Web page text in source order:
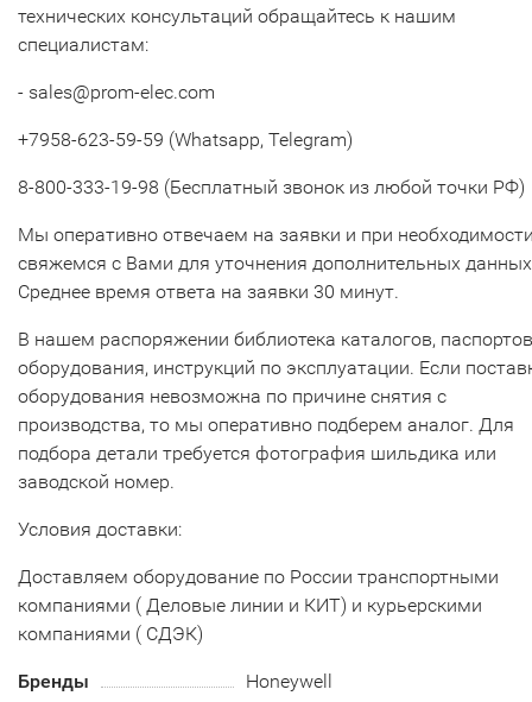
технических консультаций обращайтесь к нашим
специалистам:
- sales@prom-elec.com
+7958-623-59-59 (Whatsapp, Telegram)
8-800-333-19-98 (Бесплатный звонок из любой точки РФ)
Мы оперативно отвечаем на заявки и при
свяжемся с Вами для уточнения дополнительных
Среднее время ответа на заявки 30 минут.
В нашем распоряжении библиотека каталогов, паспортов
оборудования, инструкций по эксплуатации. Если
оборудования невозможна по причине снятия с
производства, то мы оперативно подберем аналог. Для
подбора детали требуется фотография шильдика или
заводской номер.
Условия доставки:
Доставляем оборудование по России транспортными
компаниями ( Деловые линии и КИТ) и курьерскими
компаниями ( СДЭК)
Бренды Honeywell